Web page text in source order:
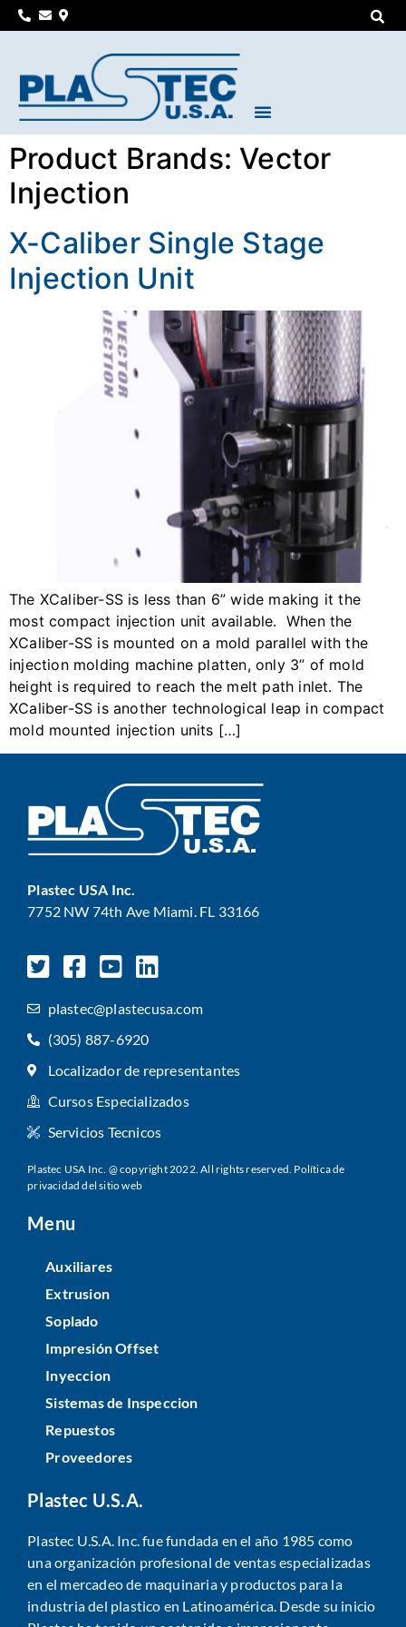
Product Brands: Vector
Injection
X-Caliber Single Stage
Injection Unit
​​The XCaliber-SS is less than 6” wide making it the
most compact injection unit available. When the
XCaliber-SS is mounted on a mold parallel with the
injection molding machine platten, only 3” of mold
height is required to reach the melt path inlet. The
XCaliber-SS is another technological leap in compact
mold mounted injection units […]
Plastec USA Inc.
7752 NW 74th Ave Miami. FL 33166
plastec@plastecusa.com
(305) 887-6920
Localizador de representantes
Cursos Especializados
Servicios Tecnicos
Plastec USA Inc. @ copyright 2022. All rights reserved. Política de
privacidad del sitio web
Menu
Auxiliares
Extrusion
Soplado
Impresión Offset
Inyeccion
Sistemas de Inspeccion
Repuestos
Proveedores
Plastec U.S.A.
Plastec U.S.A. Inc. fue fundada en el año 1985 como
una organización profesional de ventas especializadas
en el mercadeo de maquinaria y productos para la
industria del plastico en Latinoamérica. Desde su inicio